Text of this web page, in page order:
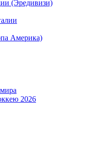
(Эредивизи)
Америка)
2026